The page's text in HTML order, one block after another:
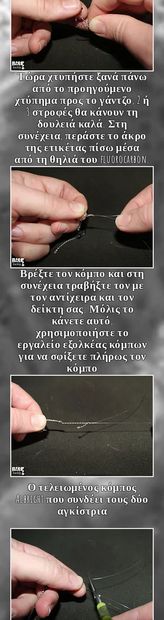
Τώρα χτυπήστε ξανά πάνω
από το προηγούμενο
χτύπημα προς το γάντζο, 2 ή
3 στροφές θα κάνουν τη
δουλειά καλά. Στη
συνέχεια, περάστε το άκρο
της ετικέτας πίσω μέσα
από τη θηλιά του fluorocarbon.
Βρέξτε τον κόμπο και στη
συνέχεια τραβήξτε τον με
τον αντίχειρα και τον
δείκτη σας. Μόλις το
κάνετε αυτό,
χρησιμοποιήστε το
εργαλείο εξολκέας κόμπων
για να σφίξετε πλήρως τον
κόμπο
Ο τελειωμένος κόμπος
Albright που συνδέει τους δύο
αγκίστρια